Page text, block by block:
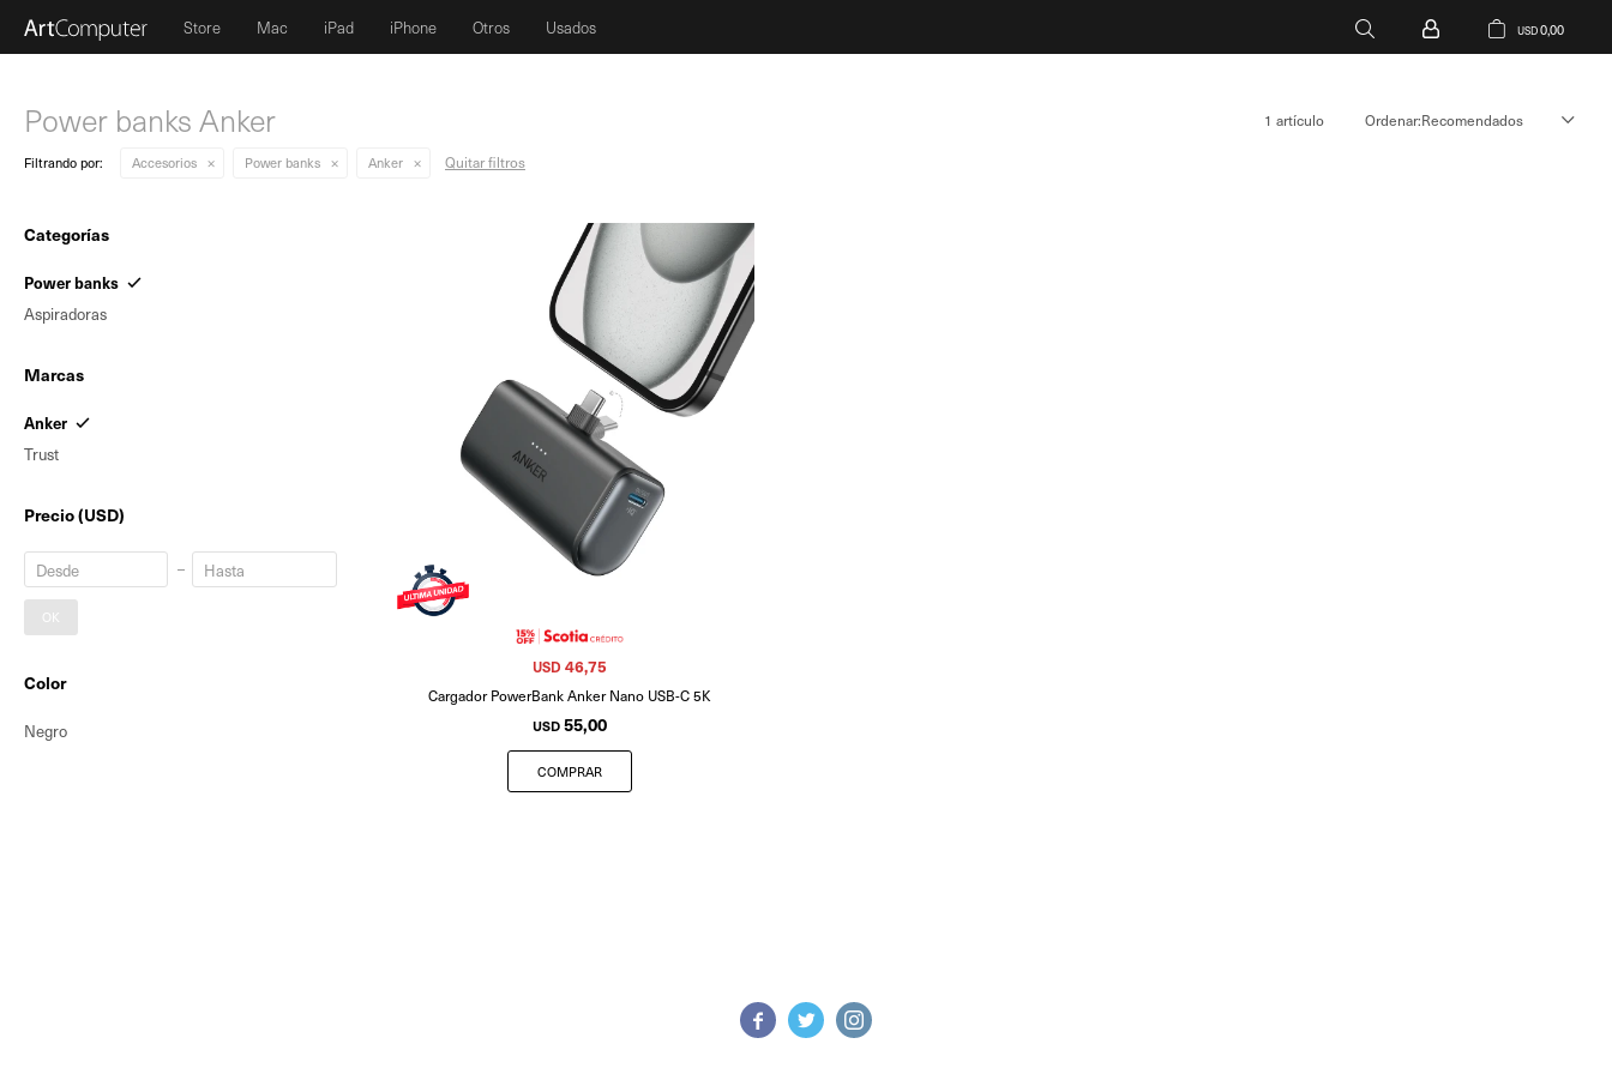
Store Mac iPad iPhone Otros Usados USD0,00
Power banks Anker 1 artículo Recomendados
Filtrando por: Accesorios Power banks Anker Quitar filtros
Cargador PowerBank Anker Nano USB-C 5K
USD55,00
USD 46,75
Categorías
Power banks
Aspiradoras
Marcas
Anker
Trust
Precio(USD)
OK
Color
Negro
  